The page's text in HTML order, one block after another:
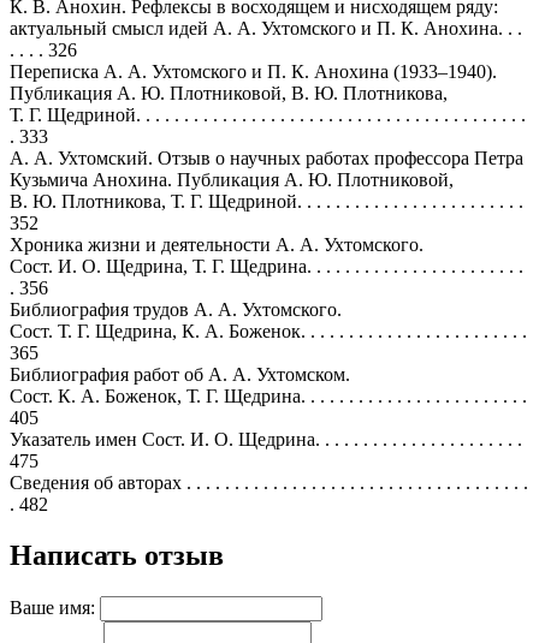
К. В. Анохин. Рефлексы в восходящем и нисходящем ряду:
актуальный смысл идей А. А. Ухтомского и П. К. Анохина. . .
. . . . 326
Переписка А. А. Ухтомского и П. К. Анохина (1933–1940).
Публикация А. Ю. Плотниковой, В. Ю. Плотникова,
Т. Г. Щедриной. . . . . . . . . . . . . . . . . . . . . . . . . . . . . . . . . . . . . . . . .
. 333
А. А. Ухтомский. Отзыв о научных работах профессора Петра
Кузьмича Анохина. Публикация А. Ю. Плотниковой,
В. Ю. Плотникова, Т. Г. Щедриной. . . . . . . . . . . . . . . . . . . . . . . .
352
Хроника жизни и деятельности А. А. Ухтомского.
Сост. И. О. Щедрина, Т. Г. Щедрина. . . . . . . . . . . . . . . . . . . . . . .
. 356
Библиография трудов А. А. Ухтомского.
Сост. Т. Г. Щедрина, К. А. Боженок. . . . . . . . . . . . . . . . . . . . . . . .
365
Библиография работ об А. А. Ухтомском.
Сост. К. А. Боженок, Т. Г. Щедрина. . . . . . . . . . . . . . . . . . . . . . . .
405
Указатель имен Сост. И. О. Щедрина. . . . . . . . . . . . . . . . . . . . . .
475
Сведения об авторах . . . . . . . . . . . . . . . . . . . . . . . . . . . . . . . . . . . .
. 482
Написать отзыв
Ваше имя: